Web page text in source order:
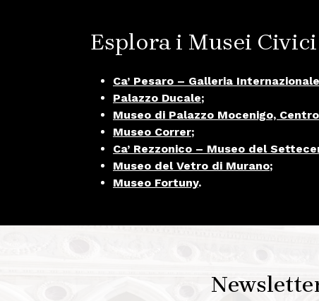
Esplora i Musei
Ca’ Pesaro – Galleria
Palazzo Ducale;
Museo di Palazzo Mocenigo,
Museo Correr;
Ca’ Rezzonico – Museo del
Museo del Vetro di Murano;
Museo Fortuny.